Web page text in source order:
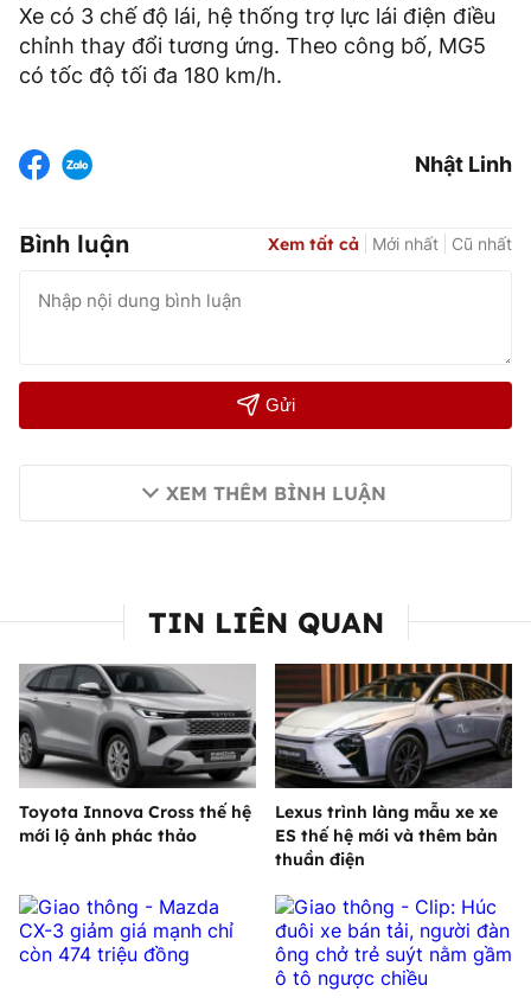
Xe có 3 chế độ lái, hệ thống trợ lực lái điện điều
chỉnh thay đổi tương ứng. Theo công bố, MG5
có tốc độ tối đa 180 km/h.
Nhật Linh
Bình luận Xem tất cả Mới nhất Cũ nhất
Gửi
XEM THÊM BÌNH LUẬN
TIN LIÊN QUAN
Toyota Innova Cross thế hệ
mới lộ ảnh phác thảo
Lexus trình làng mẫu xe xe
ES thế hệ mới và thêm bản
thuần điện